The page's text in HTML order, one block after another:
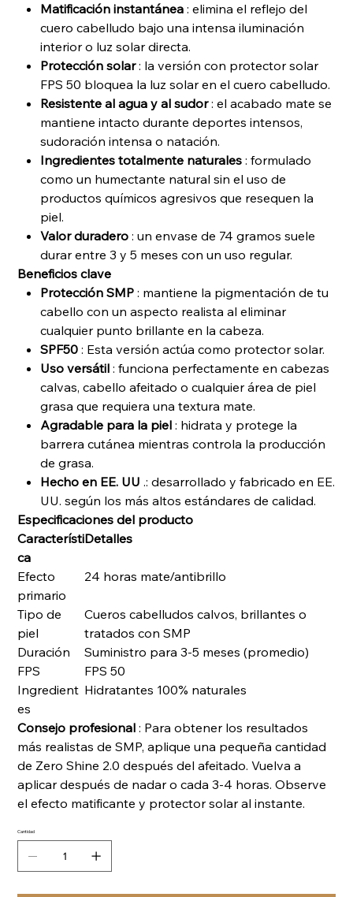
Matificación instantánea : elimina el reflejo del
cuero cabelludo bajo una intensa iluminación
interior o luz solar directa.
Protección solar: la versión con protector solar
FPS 50 bloquea la luz solar en el cuero cabelludo.
Resistente al agua y al sudor: el acabado mate se
mantiene intacto durante deportes intensos,
sudoración intensa o natación.
Ingredientes totalmente naturales : formulado
como un humectante natural sin el uso de
productos químicos agresivos que resequen la
piel.
Valor duradero : un envase de 74 gramos suele
durar entre 3 y 5 meses con un uso regular.
Beneficios clave
Protección SMP : mantiene la pigmentación de tu
cabello con un aspecto realista al eliminar
cualquier punto brillante en la cabeza.
SPF50 : Esta versión actúa como protector solar.
Uso versátil : funciona perfectamente en cabezas
calvas, cabello afeitado o cualquier área de piel
grasa que requiera una textura mate.
Agradable para la piel : hidrata y protege la
barrera cutánea mientras controla la producción
de grasa.
Hecho en EE. UU .: desarrollado y fabricado en EE.
UU. según los más altos estándares de calidad.
Especificaciones del producto
Característi
ca
Detalles
Efecto
primario
24 horas mate/antibrillo
Tipo de
piel
Cueros cabelludos calvos, brillantes o
tratados con SMP
Duración
Suministro para 3-5 meses (promedio)
FPS
FPS 50
Ingredient
es
Hidratantes 100% naturales
Consejo profesional : Para obtener los resultados
más realistas de SMP, aplique una pequeña cantidad
de Zero Shine 2.0 después del afeitado. Vuelva a
aplicar después de nadar o cada 3-4 horas. Observe
el efecto matificante y protector solar al instante.
Cantidad